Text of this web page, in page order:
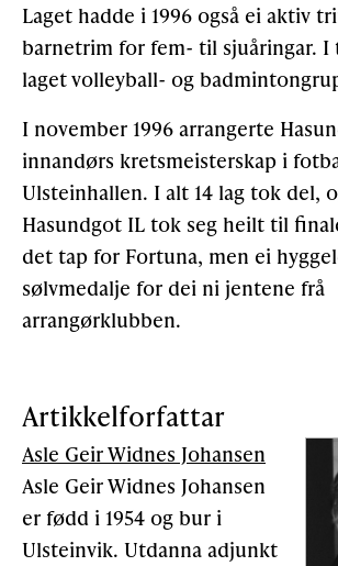
Laget hadde i 1996 også ei aktiv
barnetrim for fem- til sjuåringar. I
laget volleyball- og
I november 1996 arrangerte
innandørs kretsmeisterskap i
Ulsteinhallen. I alt 14 lag tok del,
Hasundgot IL tok seg heilt til
det tap for Fortuna, men ei
sølvmedalje for dei ni jentene frå
arrangørklubben.
Artikkelforfattar
Asle Geir Widnes Johansen
Asle Geir Widnes Johansen
er fødd i 1954 og bur i
Ulsteinvik. Utdanna adjunkt